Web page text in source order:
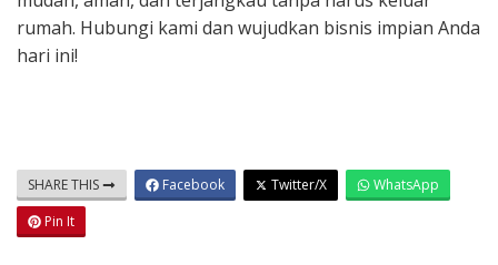
rumah. Hubungi kami dan wujudkan bisnis impian Anda
hari ini!
SHARE THIS Facebook Twitter/X
WhatsApp
Pin It